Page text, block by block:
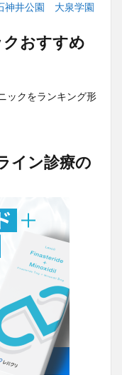
神井公園 大泉学園
おすすめ
ックをランキング形
イン診療の